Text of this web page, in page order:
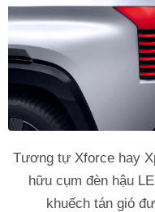
Tương tự Xforce hay
hữu cụm đèn hậu
khuếch tán gió